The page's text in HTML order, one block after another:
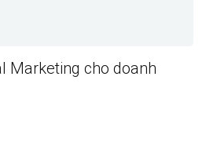
Marketing cho doanh